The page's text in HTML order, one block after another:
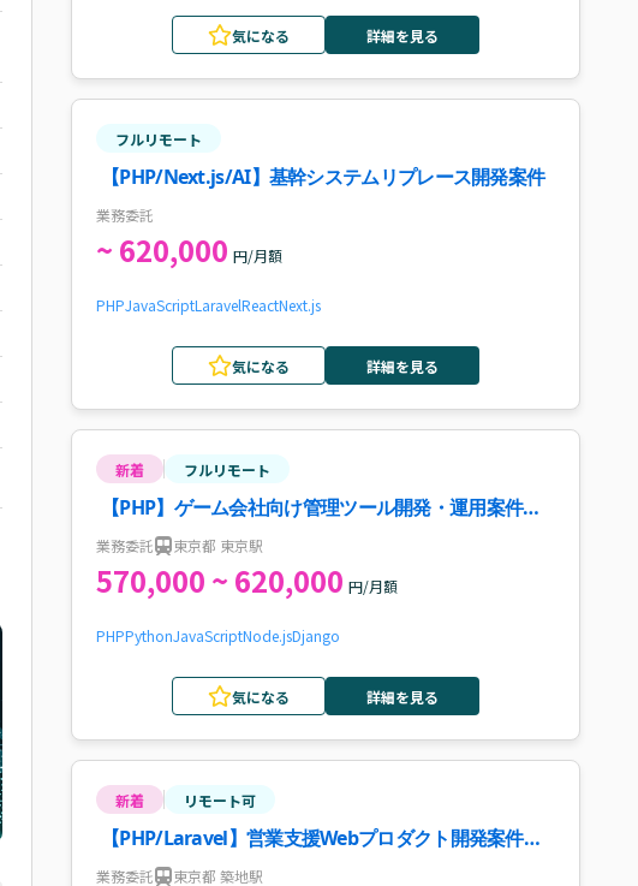
気になる 詳細を見る
フルリモート
【PHP/Next.js/AI】基幹システムリプレース開発案件
業務委託
~ 620,000 円/月額
PHPJavaScriptLaravelReactNext.js
気になる 詳細を見る
新着 フルリモート
【PHP】ゲーム会社向け管理ツール開発・運用案件・
求人
業務委託 東京都 東京駅
570,000 ~ 620,000 円/月額
PHPPythonJavaScriptNode.jsDjango
気になる 詳細を見る
新着 リモート可
【PHP/Laravel】営業支援Webプロダクト開発案件・
求人
業務委託 東京都 築地駅